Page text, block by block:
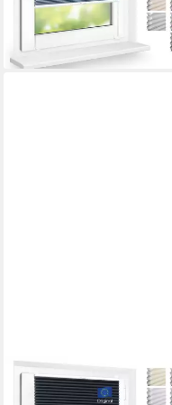
modernes Fensterplissee
lieferbar in 3 Wochen
DOMDECO
Wabenplissee Thermo